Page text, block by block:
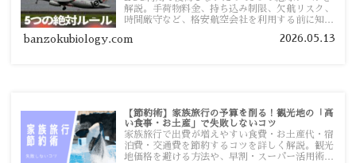
解説。手荷物料金、持ち込み制限、欠航リスク、
時間厳守など、格安航空会社を利用する前に知っ
す。
banzokubiology.com 2026.05.13
【節約術】家族旅行の予算を削る！観光地の「高
い食事・お土産」で失敗しないコツ
家族旅行で出費が増えやすい食費・お土産代・宿
泊費・交通費を節約するコツを詳しく解説。観光
地価格を避ける方法や、早割・スーパー活用術、